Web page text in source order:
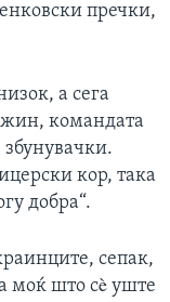
пречки,
а сега
командата
збунувачки.
кор, така
добра“.
сепак,
моќ што сè уште